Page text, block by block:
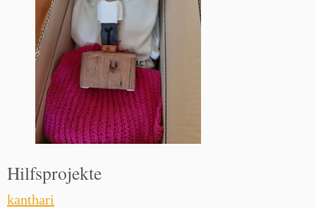
Hilfsprojekte
kanthari